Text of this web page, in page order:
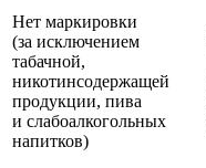
Нет маркировки
(за исключением
табачной,
никотинсодержащей
продукции, пива
и слабоалкогольных
напитков)